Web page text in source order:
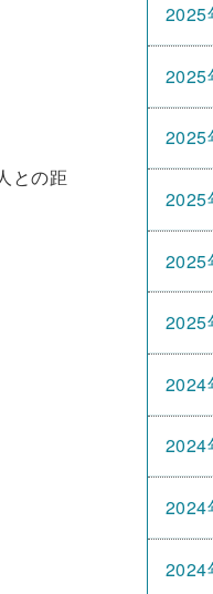
との距
2025
2025
2025
2025
2025
2025
2024
2024
2024
2024